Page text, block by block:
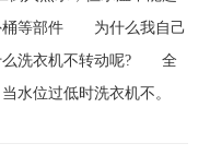
桶等部件 为什么我自己
么洗衣机不转动呢? 全
水位过低时洗衣机不。